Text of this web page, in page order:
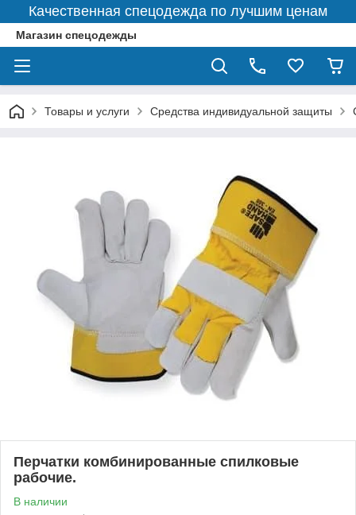
Качественная спецодежда по лучшим ценам
Магазин спецодежды
Товары и услуги Средства индивидуальной защиты
Перчатки комбинированные спилковые
рабочие.
В наличии